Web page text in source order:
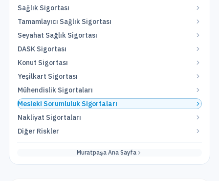
Sağlık Sigortası
Tamamlayıcı Sağlık Sigortası
Seyahat Sağlık Sigortası
DASK Sigortası
Konut Sigortası
Yeşilkart Sigortası
Mühendislik Sigortaları
Mesleki Sorumluluk Sigortaları
Nakliyat Sigortaları
Diğer Riskler
Muratpaşa Ana Sayfa